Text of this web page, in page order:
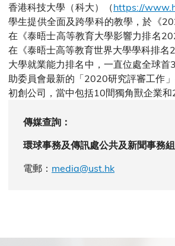
香港科技大學（科大）（https://
學生提供全面及跨學科的教學，於《
在《泰晤士高等教育大學影響力排名
在《泰晤士高等教育世界大學學科排
大學就業能力排名中，一直位處全球
助委員會最新的「2020研究評審工作
初創公司，當中包括10間獨角獸企業和
傳媒查詢：
環球事務及傳訊處公共及新聞事務組
電郵： media@ust.hk